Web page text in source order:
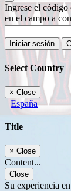
Ingrese el código
en el campo a
Iniciar sesión
Select Country
× Close
España
Title
× Close
Content...
Close
Su experiencia